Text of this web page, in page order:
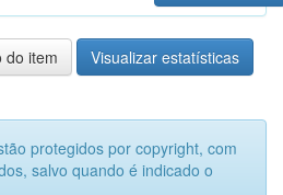
do item Visualizar estatísticas
protegidos por copyright, com
salvo quando é indicado o